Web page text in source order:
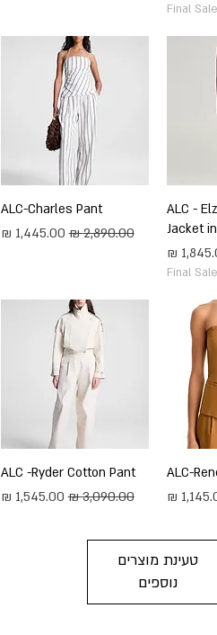
Final
ALC -
Jacket
מבצע
Final
תצוגה מהירה
ALC-Charles Pant
מחיר רגיל‏2,890.00 ‏₪ מחיר מבצע
ALC-
מבצע
תצוגה מהירה
ALC -Ryder Cotton Pant
מחיר רגיל‏3,090.00 ‏₪ מחיר מבצע
טעינת מוצרים
נוספים